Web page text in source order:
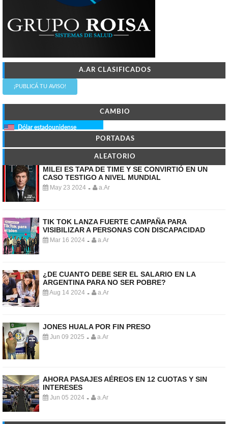
A.AR CLASIFICADOS
¡PUBLICÁ TU AVISO!
CAMBIO
Dólar estadounidense
PORTADAS
ALEATORIO
MILEI ES TAPA DE TIME Y SE CONVIRTIÓ EN UN
CASO TESTIGO A NIVEL MUNDIAL
May 23 2024 - a.Ar
TIK TOK LANZA FUERTE CAMPAÑA PARA
VISIBILIZAR A PERSONAS CON DISCAPACIDAD
Mar 16 2024 - a.Ar
¿DE CUANTO DEBE SER EL SALARIO EN LA
ARGENTINA PARA NO SER POBRE?
Aug 14 2024 - a.Ar
JONES HUALA POR FIN PRESO
Jun 09 2025 - a.Ar
AHORA PASAJES AÉREOS EN 12 CUOTAS Y SIN
INTERESES
Jun 05 2024 - a.Ar